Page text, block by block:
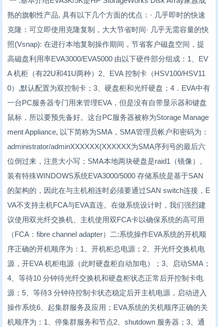
熟的旗帜性产品, 具有以下几个方面的优点：· 几乎即时的快速
克隆：可立即使用克隆复制，大大节省时间· 几乎无需容量的快
照(Vsnap): 在进行本地复制操作期间，节省客户磁盘空间，提
高磁盘利用率EVA3000/EVA5000 由以下硬件部分组成：1、EV
A 机柜（有22U和41U两种）2、EVA 控制卡（HSV100/HSV11
0）,默认配置为双控制卡；3、硬盘柜和光纤硬盘；4．EVA中有
一台PC服务器专门用来管理EVA，但是没有自带显示器和键盘
鼠标，所以要预先备好。这台PC服务器被称为Storage Manage
ment Appliance, 以下简称为SMA，SMA管理员帐户和密码为：
administrator/adminXXXXXX(XXXXXX为SMA序列号的最后六
位倒过来，注意大小写；SMA本地两块硬盘是raid1（镜像）。
装有特殊WINDOWS系统EVA3000/5000 存储系统是基于SAN
的架构的，因此在与主机相连时必须要通过SAN switch连接，E
VA不支持主机FCA与EVA直连。在做系统设计时，我们强烈建
议使用双光纤交换机、主机使用双FCA卡以确保系统的高可用
（FCA：fibre channel adapter）二:系统操作EVA系统的开机顺
序正确的开机顺序为：1、开机柜总电源；2、开光纤交换机电
源，开EVA 机柜电源（此时硬盘柜自动加电）；3、启动SMA；
4、等待10 分钟待光纤交换机和硬盘柜状态正常后开控制卡电
源；5、等待3 分钟待控制卡状态稳定后开主机电源，启动进入
操作系统6、起集群服务及应用；EVA系统的关机顺序正确的关
机顺序为：1、停集群服务和节点2、shutdown 服务器；3、通